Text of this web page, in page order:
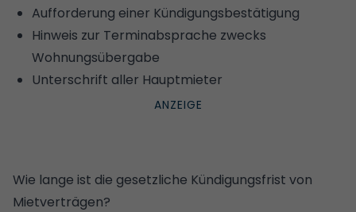
Aufforderung einer Kündigungsbestätigung
Hinweis zur Terminabsprache zwecks
Wohnungsübergabe
Unterschrift aller Hauptmieter
Wie lange ist die gesetzliche Kündigungsfrist von
Mietverträgen?